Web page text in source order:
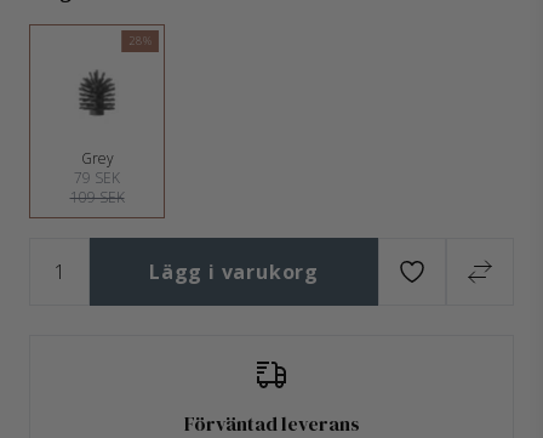
28%
Grey
79 SEK
109 SEK
Lägg i varukorg
Förväntad leverans